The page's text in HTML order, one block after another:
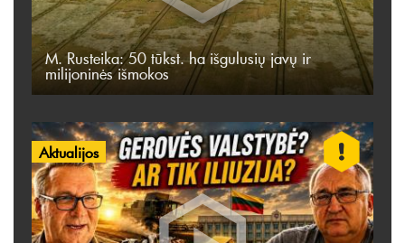
M. Rusteika: 50 tūkst. ha išgulusių javų ir
milijoninės išmokos
Aktualijos